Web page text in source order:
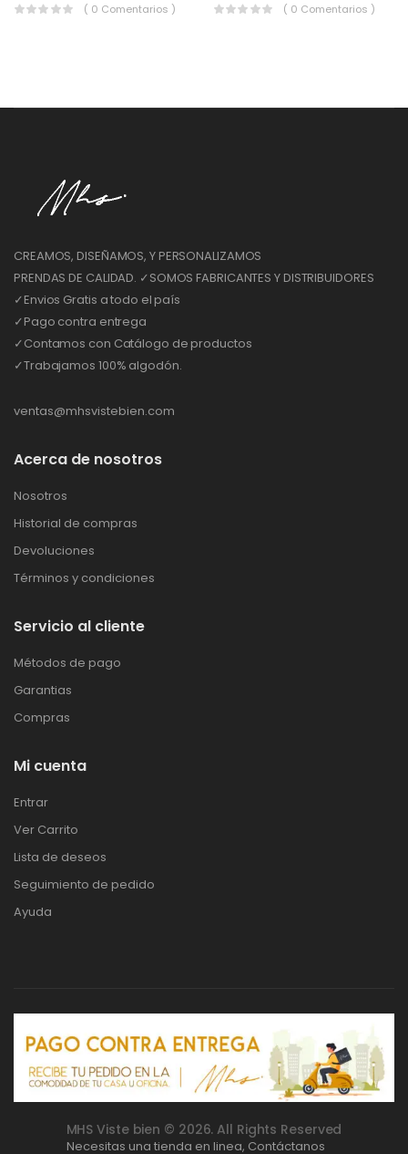
( 0 Comentarios ) ( 0 Comentarios )
CREAMOS, DISEÑAMOS, Y PERSONALIZAMOS
PRENDAS DE CALIDAD. ✓SOMOS FABRICANTES Y DISTRIBUIDORES
✓Envios Gratis a todo el país
✓Pago contra entrega
✓Contamos con Catálogo de productos
✓Trabajamos 100% algodón.
ventas@mhsvistebien.com
Acerca de nosotros
Nosotros
Historial de compras
Devoluciones
Términos y condiciones
Servicio al cliente
Métodos de pago
Garantias
Compras
Mi cuenta
Entrar
Ver Carrito
Lista de deseos
Seguimiento de pedido
Ayuda
MHS Viste bien © 2026. All Rights Reserved
Necesitas una tienda en linea, Contáctanos